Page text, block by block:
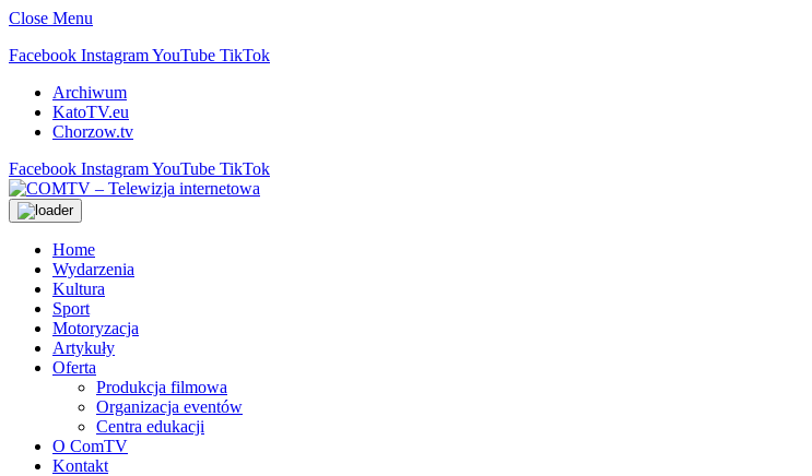
Close Menu
Facebook InstagramYouTube TikTok
Archiwum
KatoTV.eu
Chorzow.tv
Facebook InstagramYouTube TikTok
Home
Wydarzenia
Kultura
Sport
Motoryzacja
Artykuły
Oferta
Produkcja filmowa
Organizacja eventów
Centra edukacji
O ComTV
Kontakt